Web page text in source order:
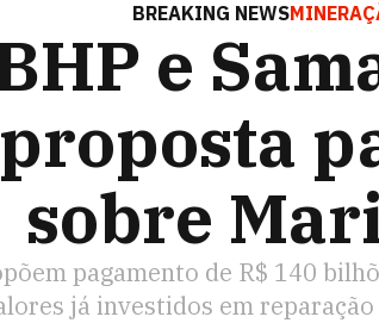
BREAKING NEWS
e
sobre
pagamento de R$ 140
já investidos em reparação